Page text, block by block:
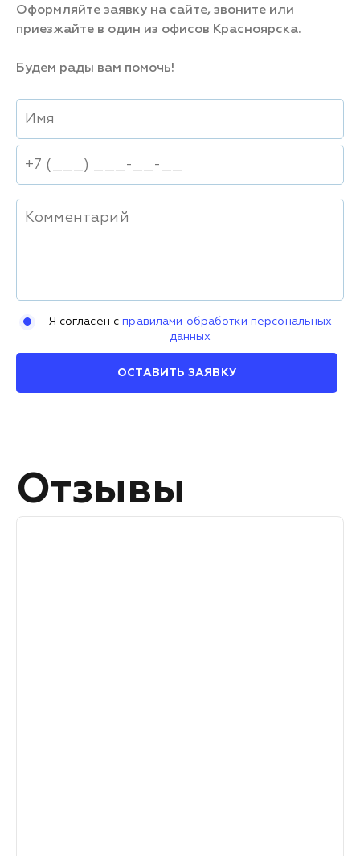
Оформляйте заявку на сайте, звоните или
приезжайте в один из офисов Красноярска.
Будем рады вам помочь!
Я согласен с правилами обработки персональных
данных
ОСТАВИТЬ ЗАЯВКУ
Отзывы